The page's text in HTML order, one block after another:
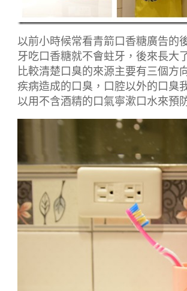
以前小時候常看青箭口香糖廣告的
牙吃口香糖就不會蛀牙，後來長大
比較清楚口臭的來源主要有三個方
疾病造成的口臭，口腔以外的口臭
以用不含酒精的口氣寧漱口水來預